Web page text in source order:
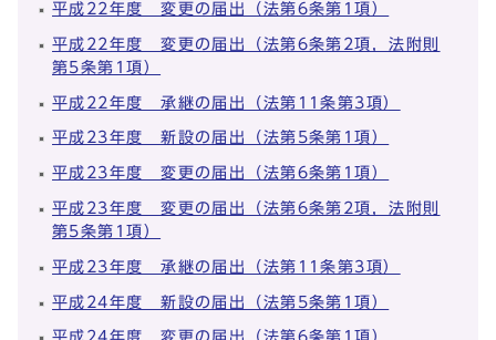
平成22年度 変更の届出（法第6条第1項）
平成22年度 変更の届出（法第6条第2項，法附則
第5条第1項）
平成22年度 承継の届出（法第11条第3項）
平成23年度 新設の届出（法第5条第1項）
平成23年度 変更の届出（法第6条第1項）
平成23年度 変更の届出（法第6条第2項，法附則
第5条第1項）
平成23年度 承継の届出（法第11条第3項）
平成24年度 新設の届出（法第5条第1項）
平成24年度 変更の届出（法第6条第1項）